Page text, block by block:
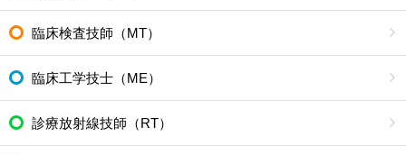
臨床検査技師（MT）
臨床工学技士（ME）
診療放射線技師（RT）